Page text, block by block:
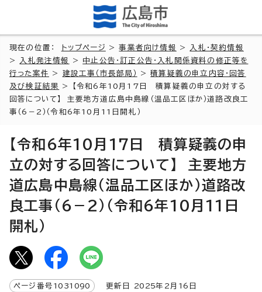
現在の位置： トップページ >事業者向け情報 >
入札・契約情報
>
入札発注情報 > 中止公告・訂正公告・入札関係資料の修正等を
行った案件
> 建設工事（市長部局） >積算疑義の申立内容・回答
及び検証結果
> 【令和6年10月17日 積算疑義の申立の対する
回答について】 主要地方道広島中島線（温品工区ほか）道路改良工
事（6－2）（令和6年10月11日開札）
【令和6年10月17日 積算疑義の申
立の対する回答について】 主要地方
道広島中島線（温品工区ほか）道路改
良工事（6－2）（令和6年10月11日
開札）
ページ番号 1031090 更新日 2025年2月 16 日